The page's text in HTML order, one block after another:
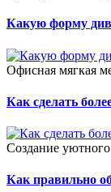
Какую форму
Офисная мягкая
Как сделать
Создание
Как правильно